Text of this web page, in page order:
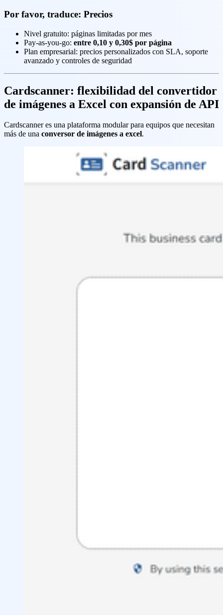
Por favor, traduce: Precios
Nivel gratuito: páginas limitadas por mes
Pay-as-you-go: entre 0,10 y 0,30$ por página
Plan empresarial: precios personalizados con SLA, soporte
avanzado y controles de seguridad
Cardscanner: flexibilidad del convertidor
de imágenes a Excel con expansión de API
Cardscanner es una plataforma modular para equipos que necesitan
más de una conversor de imágenes a excel.